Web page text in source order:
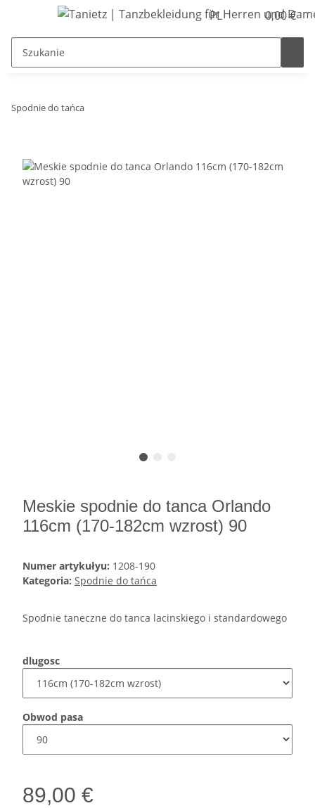
PL 0,00 €
Spodnie do tańca
Meskie spodnie do tanca Orlando
116cm (170-182cm wzrost) 90
Numer artykułyu: 1208-190
Kategoria: Spodnie do tańca
Spodnie taneczne do tanca lacinskiego i standardowego
dlugosc
Obwod pasa
89,00 €